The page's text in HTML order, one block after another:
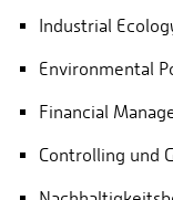
Industrial
Environmental
Financial
Controlling und